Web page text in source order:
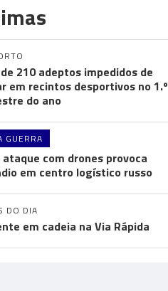
210 adeptos impedidos de
em recintos desportivos no 1.º
do ano
GUERRA
ataque com drones provoca
em centro logístico russo
DO DIA
em cadeia na Via Rápida